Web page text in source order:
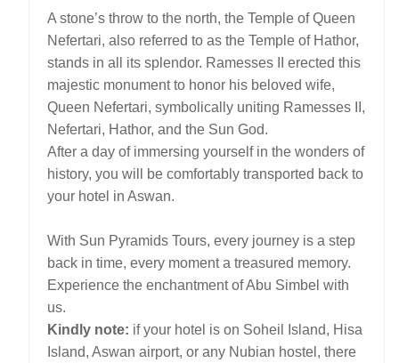
A stone’s throw to the north, the Temple of Queen
Nefertari, also referred to as the Temple of Hathor,
stands in all its splendor. Ramesses II erected this
majestic monument to honor his beloved wife,
Queen Nefertari, symbolically uniting Ramesses II,
Nefertari, Hathor, and the Sun God.
After a day of immersing yourself in the wonders of
history, you will be comfortably transported back to
your hotel in Aswan.
With Sun Pyramids Tours, every journey is a step
back in time, every moment a treasured memory.
Experience the enchantment of Abu Simbel with
us.
Kindly note: if your hotel is on Soheil Island, Hisa
Island, Aswan airport, or any Nubian hostel, there